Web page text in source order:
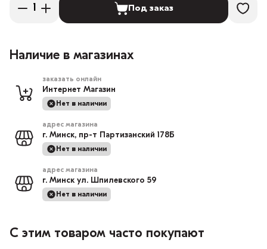
Под заказ
Наличие в магазинах
заказать онлайн
Интернет Магазин
Нет в наличии
адрес магазина
г. Минск, пр-т Партизанский 178Б
Нет в наличии
адрес магазина
г. Минск ул. Шпилевского 59
Нет в наличии
С этим товаром часто покупают